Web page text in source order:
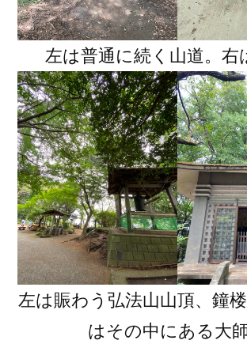
左は普通に続く山道。右
左は賑わう弘法山山頂、鐘
はその中にある大